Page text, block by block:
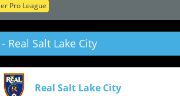
Pro League
Real Salt Lake City
Real Salt Lake City